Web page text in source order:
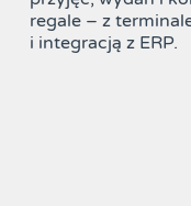
regale – z
i integracją z ERP.